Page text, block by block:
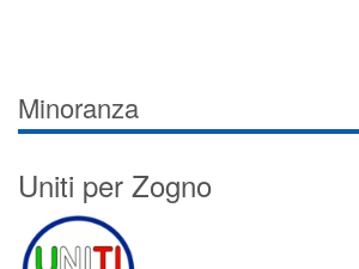
Minoranza
Uniti per Zogno